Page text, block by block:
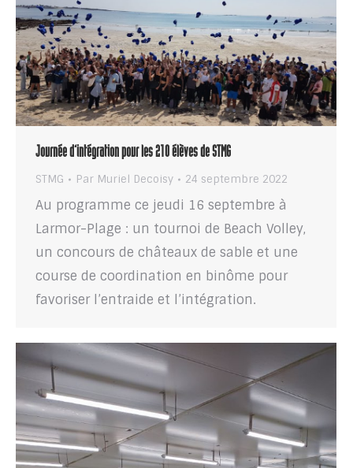
Journée d’intégration pour les 210 élèves de STMG
STMG Par Muriel Decoisy 24 septembre 2022
Au programme ce jeudi 16 septembre à
Larmor-Plage : un tournoi de Beach Volley,
un concours de châteaux de sable et une
course de coordination en binôme pour
favoriser l’entraide et l’intégration.